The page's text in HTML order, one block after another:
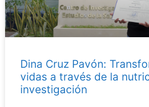
Dina Cruz Pavón:
vidas a través de la
investigación